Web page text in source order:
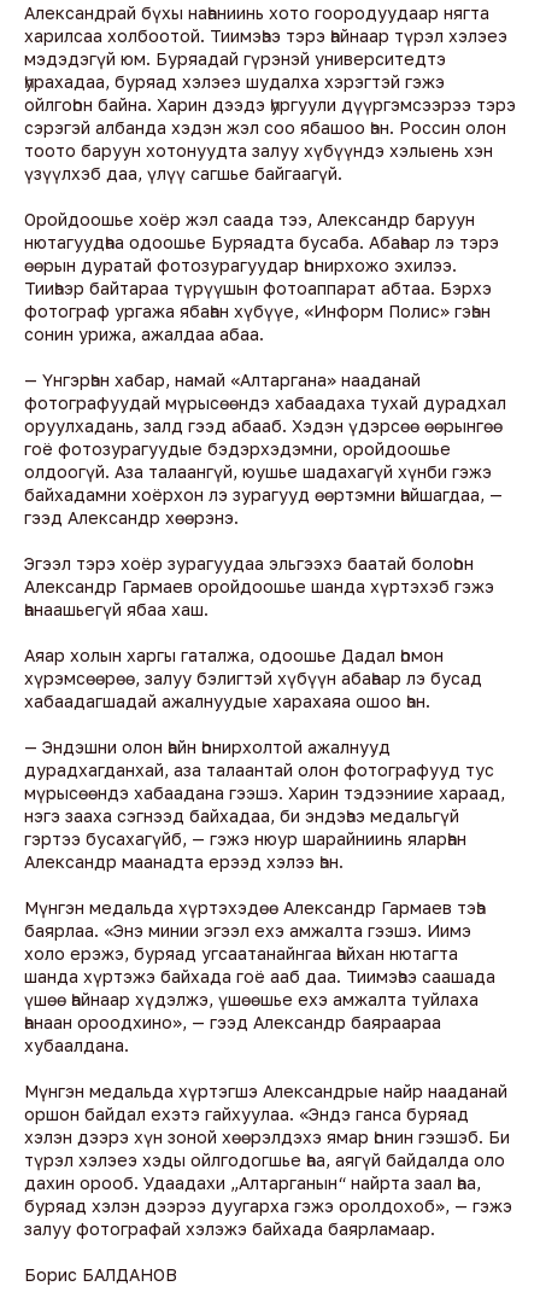
Александрай бүхы наһаниинь хото гоородуудаар нягта
харилсаа холбоотой. Тиимэһээ тэрэ һайнаар түрэл хэлэеэ
мэдэдэгүй юм. Буряадай гүрэнэй университедтэ
һурахадаа, буряад хэлэеэ шудалха хэрэгтэй гэжэ
ойлгоһон байна. Харин дээдэ һургуули дүүргэмсээрээ тэрэ
сэрэгэй албанда хэдэн жэл соо ябашоо һэн. Россин олон
тоото баруун хотонуудта залуу хүбүүндэ хэлыень хэн
үзүүлхэб даа, үлүү сагшье байгаагүй.
Оройдоошье хоёр жэл саада тээ, Александр баруун
нютагуудһаа одоошье Буряадта бусаба. Абаһаар лэ тэрэ
өөрын дуратай фотозурагуудар һонирхожо эхилээ.
Тииһээр байтараа түрүүшын фотоаппарат абтаа. Бэрхэ
фотограф ургажа ябаһан хүбүүе, «Информ Полис» гэһэн
сонин урижа, ажалдаа абаа.
— Үнгэрһэн хабар, намай «Алтаргана» нааданай
фотографуудай мүрысөөндэ хабаадаха тухай дурадхал
оруулхадань, залд гээд абааб. Хэдэн үдэрсөө өөрынгөө
гоё фотозурагуудые бэдэрхэдэмни, оройдоошье
олдоогүй. Аза талаангүй, юушье шадахагүй хүнби гэжэ
байхадамни хоёрхон лэ зурагууд өөртэмни һайшагдаа, —
гээд Александр хөөрэнэ.
Эгээл тэрэ хоёр зурагуудаа эльгээхэ баатай болоһон
Александр Гармаев оройдоошье шанда хүртэхэб гэжэ
һанаашьегүй ябаа хаш.
Аяар холын харгы гаталжа, одоошье Дадал һомон
хүрэмсөөрөө, залуу бэлигтэй хүбүүн абаһаар лэ бусад
хабаадагшадай ажалнуудые харахаяа ошоо һэн.
— Эндэшни олон һайн һонирхолтой ажалнууд
дурадхагданхай, аза талаантай олон фотографууд тус
мүрысөөндэ хабаадана гээшэ. Харин тэдээниие хараад,
нэгэ зааха сэгнээд байхадаа, би эндэһээ медальгүй
гэртээ бусахагүйб, — гэжэ нюур шарайниинь яларһан
Александр маанадта ерээд хэлээ һэн.
Мүнгэн медальда хүртэхэдөө Александр Гармаев тэһэ
баярлаа. «Энэ минии эгээл ехэ амжалта гээшэ. Иимэ
холо ерэжэ, буряад угсаатанайнгаа һайхан нютагта
шанда хүртэжэ байхада гоё ааб даа. Тиимэһээ саашада
үшөө һайнаар хүдэлжэ, үшөөшье ехэ амжалта туйлаха
һанаан ороодхино», — гээд Александр баяраараа
хубаалдана.
Мүнгэн медальда хүртэгшэ Александрые найр нааданай
оршон байдал ехэтэ гайхуулаа. «Эндэ ганса буряад
хэлэн дээрэ хүн зоной хөөрэлдэхэ ямар һонин гээшэб. Би
түрэл хэлэеэ хэды ойлгодогшье һаа, аягүй байдалда оло
дахин орооб. Удаадахи „Алтарганын“ найрта заал һаа,
буряад хэлэн дээрээ дуугарха гэжэ оролдохоб», — гэжэ
залуу фотографай хэлэжэ байхада баярламаар.
Борис БАЛДАНОВ